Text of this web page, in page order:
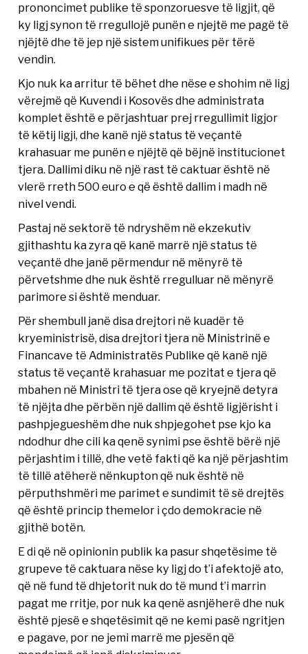
prononcimet publike të sponzoruesve të ligjit, që
ky ligj synon të rregullojë punën e njejtë me pagë të
njëjtë dhe të jep një sistem unifikues për tërë
vendin.
Kjo nuk ka arritur të bëhet dhe nëse e shohim në ligj
vërejmë që Kuvendi i Kosovës dhe administrata
komplet është e përjashtuar prej rregullimit ligjor
të këtij ligji, dhe kanë një status të veçantë
krahasuar me punën e njëjtë që bëjnë institucionet
tjera. Dallimi diku në një rast të caktuar është në
vlerë rreth 500 euro e që është dallim i madh në
nivel vendi.
Pastaj në sektorë të ndryshëm në ekzekutiv
gjithashtu ka zyra që kanë marrë një status të
veçantë dhe janë përmendur në mënyrë të
përvetshme dhe nuk është rregulluar në mënyrë
parimore si është menduar.
Për shembull janë disa drejtori në kuadër të
kryeministrisë, disa drejtori tjera në Ministrinë e
Financave të Administratës Publike që kanë një
status të veçantë krahasuar me pozitat e tjera që
mbahen në Ministri të tjera ose që kryejnë detyra
të njëjta dhe përbën një dallim që është ligjërisht i
pashpjegueshëm dhe nuk shpjegohet pse kjo ka
ndodhur dhe cili ka qenë synimi pse është bërë një
përjashtim i tillë, dhe vetë fakti që ka një përjashtim
të tillë atëherë nënkupton që nuk është në
përputhshmëri me parimet e sundimit të së drejtës
që është princip themelor i çdo demokracie në
gjithë botën.
E di që në opinionin publik ka pasur shqetësime të
grupeve të caktuara nëse ky ligj do t’i afektojë ato,
që në fund të dhjetorit nuk do të mund t’i marrin
pagat me rritje, por nuk ka qenë asnjëherë dhe nuk
është pjesë e shqetësimit që ne kemi pasë ngritjen
e pagave, por ne jemi marrë me pjesën që